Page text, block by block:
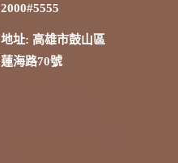
2000#5555
地址: 高雄市鼓山區
蓮海路70號